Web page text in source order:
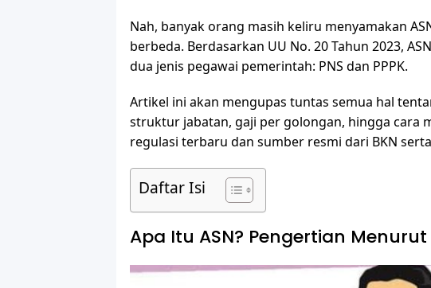
Nah, banyak orang masih keliru menyamakan
berbeda. Berdasarkan UU No. 20 Tahun 2023,
dua jenis pegawai pemerintah: PNS dan PPPK.
Artikel ini akan mengupas tuntas semua hal
struktur jabatan, gaji per golongan, hingga cara
regulasi terbaru dan sumber resmi dari BKN
Daftar Isi
Apa Itu ASN? Pengertian